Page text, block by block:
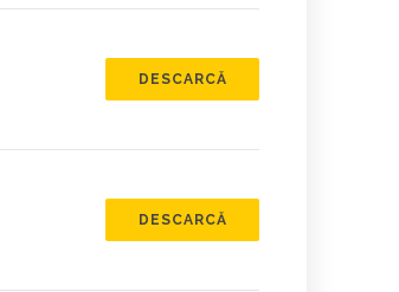
DESCARCĂ
DESCARCĂ